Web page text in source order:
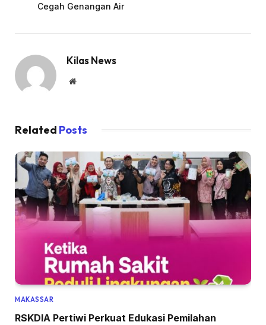
Cegah Genangan Air
Kilas News
Website
Related Posts
MAKASSAR
RSKDIA Pertiwi Perkuat Edukasi Pemilahan